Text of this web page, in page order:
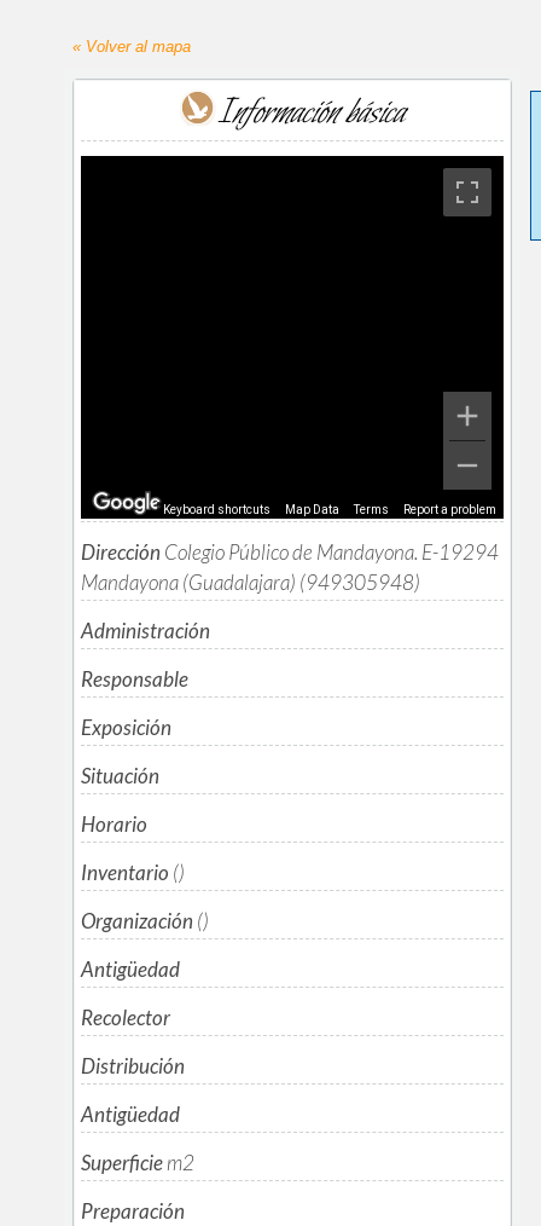
« Volver al mapa
Información básica
Keyboard shortcuts Map Data Terms Report a problem
Dirección Colegio Público de Mandayona. E-19294
Mandayona (Guadalajara) (949305948)
Administración
Responsable
Exposición
Situación
Horario
Inventario ()
Organización ()
Antigüedad
Recolector
Distribución
Antigüedad
Superficiem2
Preparación